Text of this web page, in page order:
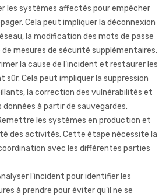
les systèmes affectés pour empêcher
Cela peut impliquer la déconnexion
la modification des mots de passe
mesures de sécurité supplémentaires.
la cause de l’incident et restaurer les
sûr. Cela peut impliquer la suppression
la correction des vulnérabilités et
à partir de sauvegardes.
les systèmes en production et
des activités. Cette étape nécessite la
avec les différentes parties
l’incident pour identifier les
à prendre pour éviter qu’il ne se